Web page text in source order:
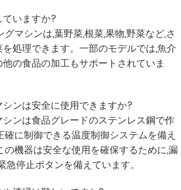
いますか?
マシンは,葉野菜,根菜,果物,野菜など,さ
処理できます。一部のモデルでは,魚介
の食品の加工もサポートされていま
ンは安全に使用できますか?
ンは食品グレードのステンレス鋼で作
確に制御できる温度制御システムを備え
の機器は安全な使用を確保するために,漏
急停止ボタンを備えています。